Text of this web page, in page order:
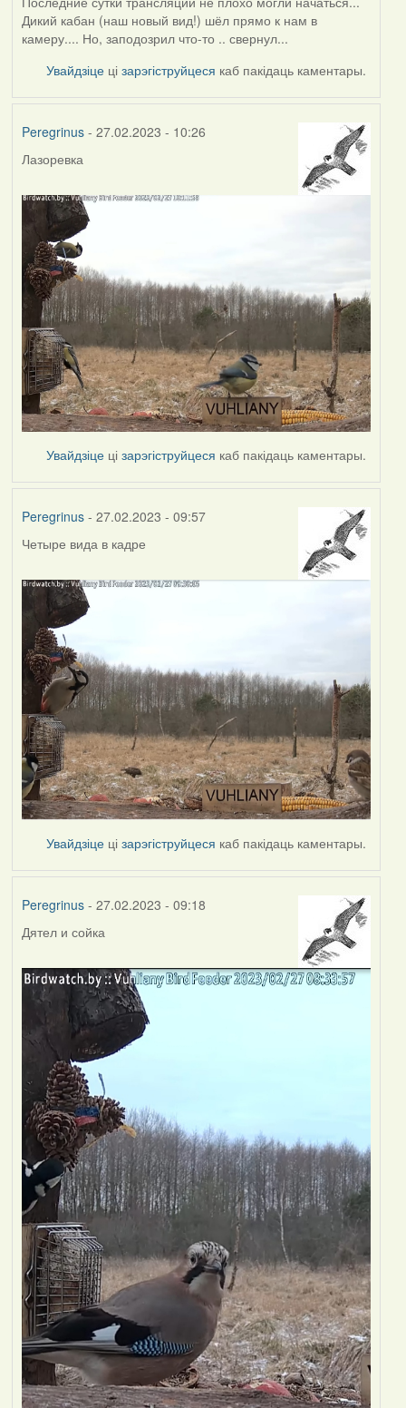
Дикий кабан (наш новый вид!) шёл прямо к нам в
камеру.... Но, заподозрил что-то .. свернул...
Увайдзіце цізарэгіструйцеся каб пакідаць каментары.
Peregrinus- 27.02.2023 - 10:26
Лазоревка
Увайдзіце цізарэгіструйцеся каб пакідаць каментары.
Peregrinus- 27.02.2023 - 09:57
Четыре вида в кадре
Увайдзіце цізарэгіструйцеся каб пакідаць каментары.
Peregrinus- 27.02.2023 - 09:18
Дятел и сойка